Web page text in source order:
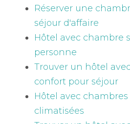
Réserver une
séjour d'affaire
Hôtel avec chambre
personne
Trouver un hôtel
confort pour séjour
Hôtel avec
climatisées